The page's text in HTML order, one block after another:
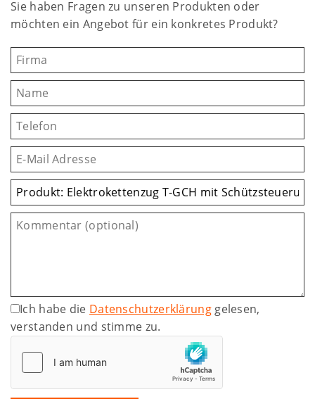
Sie haben Fragen zu unseren Produkten oder
möchten ein Angebot für ein konkretes Produkt?
Ich habe die Datenschutzerklärunggelesen,
verstanden und stimme zu.